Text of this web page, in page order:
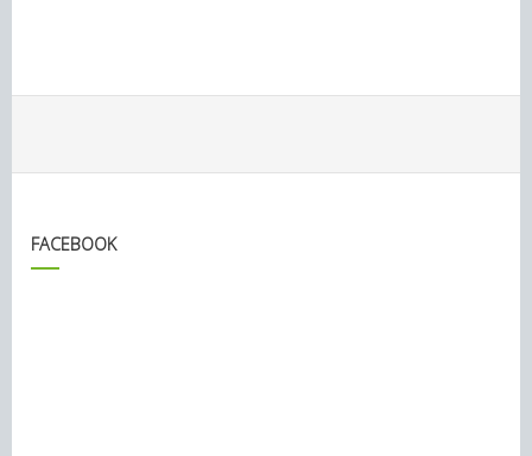
FACEBOOK